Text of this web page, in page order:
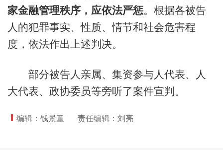
家金融管理秩序，应依法严惩。根据各被告
人的犯罪事实、性质、情节和社会危害程
度，依法作出上述判决。
部分被告人亲属、集资参与人代表、人
大代表、政协委员等旁听了案件宣判。
编辑：钱景童 责任编辑：刘亮